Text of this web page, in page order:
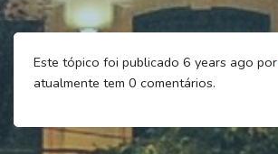
Este tópico foi publicado 6 years ago por
atualmente tem 0 comentários.